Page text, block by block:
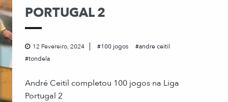
PORTUGAL 2
12 Fevereiro, 2024 100 jogos
andre ceitil
tondela
André Ceitil completou 100 jogos na Liga
Portugal 2